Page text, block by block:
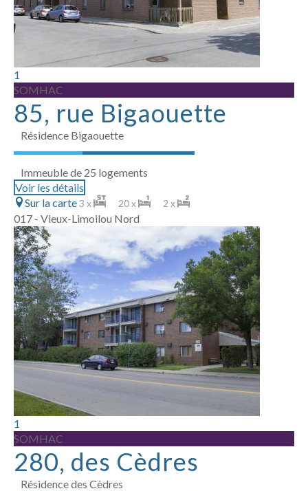
1
SOMHAC
85, rue Bigaouette
Résidence Bigaouette
Immeuble de 25 logements
Voir les détails
Sur la carte3 x 20 x 2 x
017 - Vieux-Limoilou Nord
1
SOMHAC
280, des Cèdres
Résidence des Cèdres